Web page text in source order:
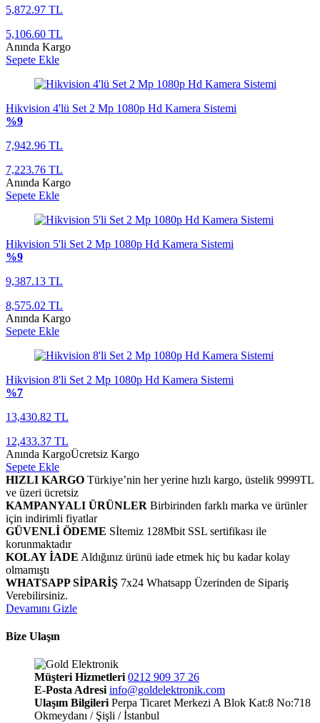
5,872.97 TL
5,106.60 TL
Anında Kargo
Sepete Ekle
Hikvision 4'lü Set 2 Mp 1080p Hd Kamera Sistemi
%9
7,942.96 TL
7,223.76 TL
Anında Kargo
Sepete Ekle
Hikvision 5'li Set 2 Mp 1080p Hd Kamera Sistemi
%9
9,387.13 TL
8,575.02 TL
Anında Kargo
Sepete Ekle
Hikvision 8'li Set 2 Mp 1080p Hd Kamera Sistemi
%7
13,430.82 TL
12,433.37 TL
Anında KargoÜcretsiz Kargo
Sepete Ekle
HIZLI KARGO Türkiye’nin her yerine hızlı kargo, üstelik 9999TL
ve üzeri ücretsiz
KAMPANYALI ÜRÜNLER Birbirinden farklı marka ve ürünler
için indirimli fiyatlar
GÜVENLİ ÖDEME Sİtemiz 128Mbit SSL sertifikası ile
korunmaktadır
KOLAY İADE Aldığınız ürünü iade etmek hiç bu kadar kolay
olmamıştı
WHATSAPP SİPARİŞ 7x24 Whatsapp Üzerinden de Sipariş
Verebilirsiniz.
Devamını Gizle
Bize Ulaşın
Müşteri Hizmetleri 0212 909 37 26
E-Posta Adresi info@goldelektronik.com
Ulaşım Bilgileri Perpa Ticaret Merkezi A Blok Kat:8 No:718
Okmeydanı / Şişli / İstanbul